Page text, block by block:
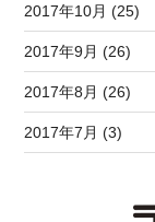
2017年10月 (25)
2017年9月 (26)
2017年8月 (26)
2017年7月 (3)